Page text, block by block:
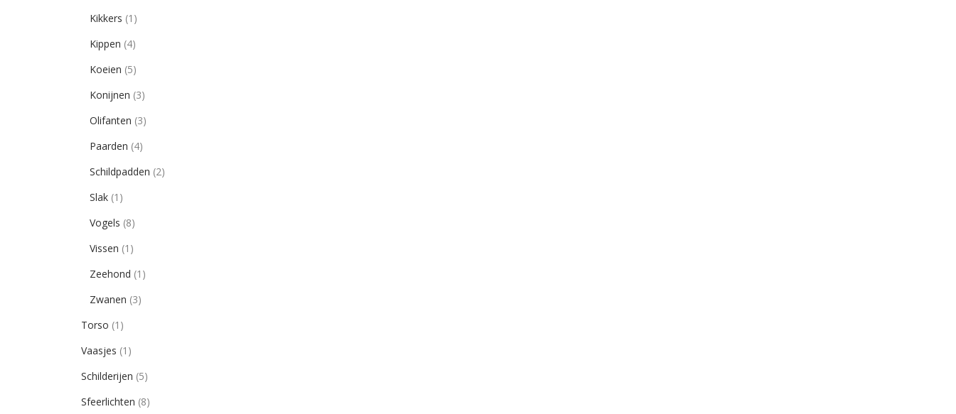
Kikkers (1)
Kippen (4)
Koeien (5)
Konijnen (3)
Olifanten (3)
Paarden (4)
Schildpadden (2)
Slak (1)
Vogels (8)
Vissen (1)
Zeehond (1)
Zwanen (3)
Torso (1)
Vaasjes (1)
Schilderijen (5)
Sfeerlichten (8)